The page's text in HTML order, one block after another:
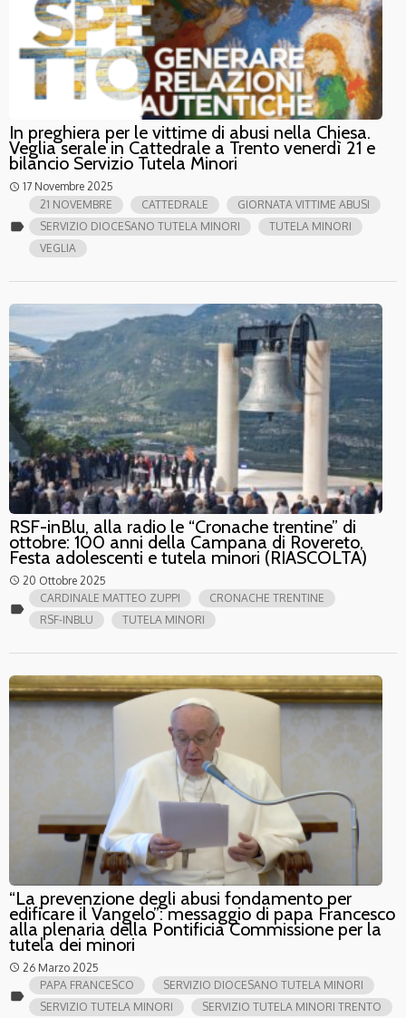
In preghiera per le vittime di abusi nella Chiesa.
Veglia serale in Cattedrale a Trento venerdì 21 e
bilancio Servizio Tutela Minori
access_time 17 Novembre 2025
label
21 NOVEMBRE CATTEDRALE
GIORNATA VITTIME ABUSI
SERVIZIO DIOCESANO TUTELA MINORI
TUTELA MINORI
VEGLIA
RSF-inBlu, alla radio le “Cronache trentine” di
ottobre: 100 anni della Campana di Rovereto,
Festa adolescenti e tutela minori (RIASCOLTA)
access_time 20 Ottobre 2025
label
CARDINALE MATTEO ZUPPI
CRONACHE TRENTINE
RSF-INBLU
TUTELA MINORI
“La prevenzione degli abusi fondamento per
edificare il Vangelo”: messaggio di papa Francesco
alla plenaria della Pontificia Commissione per la
tutela dei minori
access_time 26 Marzo 2025
label
PAPA FRANCESCO
SERVIZIO DIOCESANO TUTELA MINORI
SERVIZIO TUTELA MINORI
SERVIZIO TUTELA MINORI TRENTO